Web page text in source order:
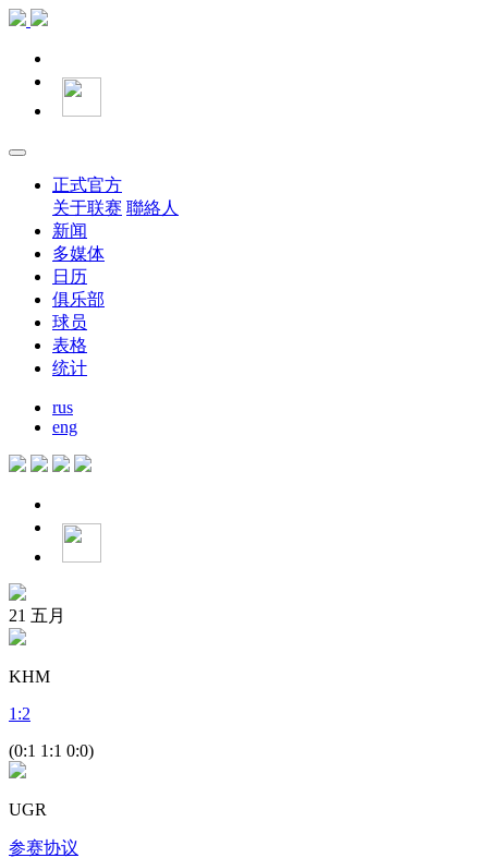
正式官方
关于联赛 聯絡人
新闻
多媒体
日历
俱乐部
球员
表格
统计
rus
eng
21 五月
KHM
1 :2
(0:1 1:1 0:0)
UGR
参赛协议